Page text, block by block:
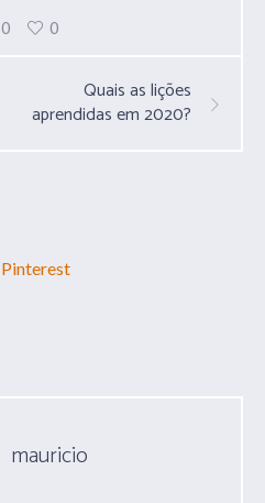
0 0
Quais as lições
aprendidas em 2020?
Pinterest
mauricio